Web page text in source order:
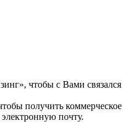
чтобы с Вами связался
получить коммерческое
почту.